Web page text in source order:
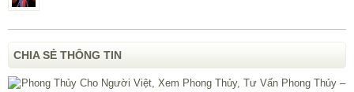
CHIA SẺ THÔNG TIN